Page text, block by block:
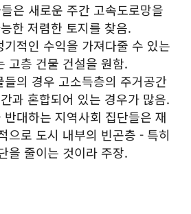
은 새로운 주간 고속도로망을
한 저렴한 토지를 찾음.
적인 수익을 가져다줄 수 있는
고층 건물 건설을 원함.
의 경우 고소득층의 주거공간
과 혼합되어 있는 경우가 많음.
대하는 지역사회 집단들은 재
으로 도시 내부의 빈곤층 - 특히
을 줄이는 것이라 주장.